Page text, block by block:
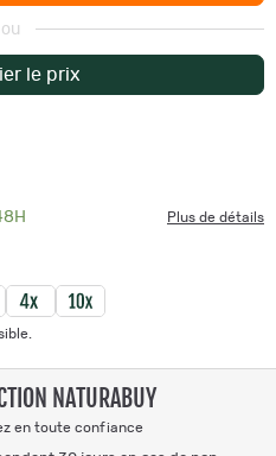
ou
le prix
Plus de détails
NATURABUY
en toute confiance